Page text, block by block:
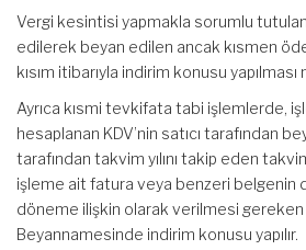
Vergi kesintisi yapmakla sorumlu
edilerek beyan edilen ancak kısmen
kısım itibarıyla indirim konusu
Ayrıca kısmi tevkifata tabi işlemlerde,
hesaplanan KDV’nin satıcı tarafından
tarafından takvim yılını takip eden
işleme ait fatura veya benzeri belgenin
döneme ilişkin olarak verilmesi gereken
Beyannamesinde indirim konusu yapılır.